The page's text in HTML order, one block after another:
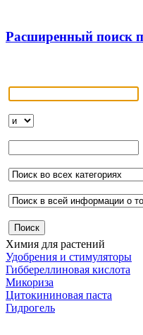
Расширенный поиск
Химия для растений
Удобрения и стимуляторы
Гиббереллиновая кислота
Микориза
Цитокининовая паста
Гидрогель